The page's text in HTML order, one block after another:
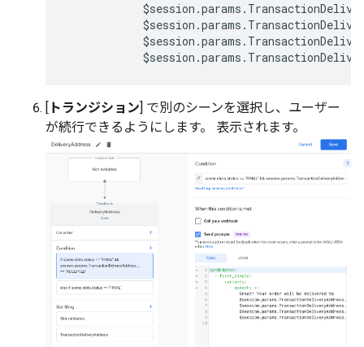
$session .params .
$session .params .
$session .params .
$session .params .
[ トランジション] で別のシーンを選択し、ユーザー
が続行できるようにします。 表示されます。